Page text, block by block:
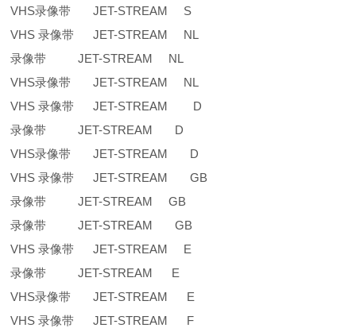
VHS录像带 JET-STREAM S
VHS 录像带 JET-STREAM NL
录像带 JET-STREAM NL
VHS录像带 JET-STREAM NL
VHS 录像带 JET-STREAM D
录像带 JET-STREAM D
VHS录像带 JET-STREAM D
VHS 录像带 JET-STREAM GB
录像带 JET-STREAM GB
录像带 JET-STREAM GB
VHS 录像带 JET-STREAM E
录像带 JET-STREAM E
VHS录像带 JET-STREAM E
VHS 录像带 JET-STREAM F